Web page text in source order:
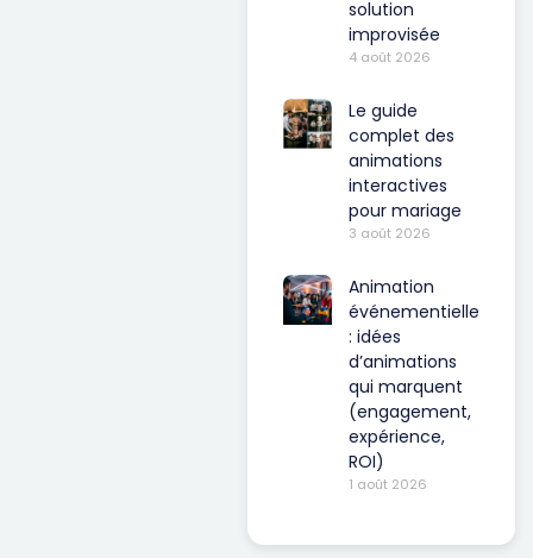
solution
improvisée
4 août 2026
Le guide
complet des
animations
interactives
pour mariage
3 août 2026
Animation
événementielle
: idées
d’animations
qui marquent
(engagement,
expérience,
ROI)
1 août 2026